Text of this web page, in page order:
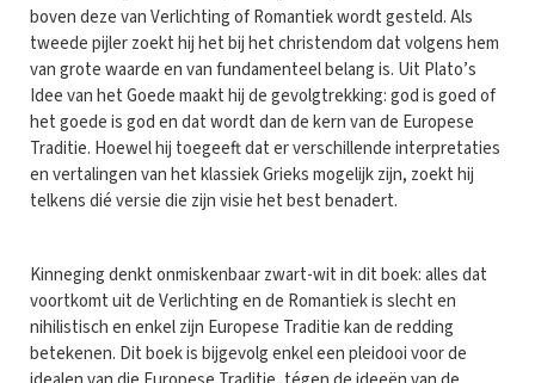
boven deze van Verlichting of Romantiek wordt gesteld. Als
tweede pijler zoekt hij het bij het christendom dat volgens hem
van grote waarde en van fundamenteel belang is. Uit Plato’s
Idee van het Goede maakt hij de gevolgtrekking: god is goed of
het goede is god en dat wordt dan de kern van de Europese
Traditie. Hoewel hij toegeeft dat er verschillende interpretaties
en vertalingen van het klassiek Grieks mogelijk zijn, zoekt hij
telkens dié versie die zijn visie het best benadert.
Kinneging denkt onmiskenbaar zwart-wit in dit boek: alles dat
voortkomt uit de Verlichting en de Romantiek is slecht en
nihilistisch en enkel zijn Europese Traditie kan de redding
betekenen. Dit boek is bijgevolg enkel een pleidooi voor de